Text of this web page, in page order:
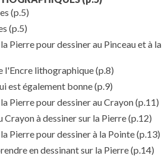
(p.5)
(p.5)
Pierre pour dessiner au Pinceau et à la
l'Encre lithographique(p.8)
est également bonne(p.9)
Pierre pour dessiner au Crayon(p.11)
à dessiner sur la Pierre(p.12)
Pierre pour dessiner à la Pointe(p.13)
en dessinant sur la Pierre(p.14)